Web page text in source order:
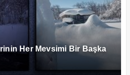
Her Mevsimi Bir Başka